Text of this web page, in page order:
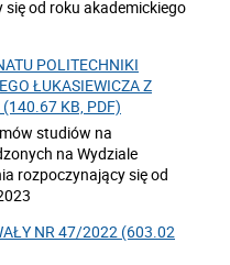
od roku akademickiego
POLITECHNIKI
ŁUKASIEWICZA Z
KB, PDF)
studiów na
na Wydziale
rozpoczynający się od
NR 47/2022 (603.02